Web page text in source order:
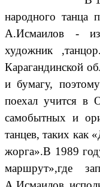
народного танца
А.Исмаилов -
художник
Карагандинской
и бумагу,
поехал учится в
самобытных и
танцев, таких
жорга».В 1989
маршрут»,где